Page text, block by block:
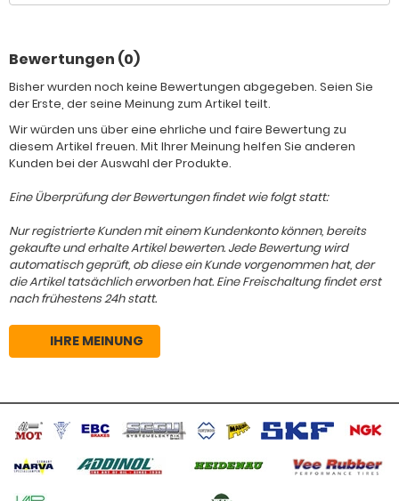
Bewertungen (0)
Bisher wurden noch keine Bewertungen abgegeben. Seien Sie
der Erste, der seine Meinung zum Artikel teilt.
Wir würden uns über eine ehrliche und faire Bewertung zu
diesem Artikel freuen. Mit Ihrer Meinung helfen Sie anderen
Kunden bei der Auswahl der Produkte.
Eine Überprüfung der Bewertungen findet wie folgt statt:
Nur registrierte Kunden mit einem Kundenkonto können, bereits
gekaufte und erhalte Artikel bewerten. Jede Bewertung wird
automatisch geprüft, ob diese ein Kunde vorgenommen hat, der
die Artikel tatsächlich erworben hat. Eine Freischaltung findet erst
nach frühestens 24h statt.
IHRE MEINUNG